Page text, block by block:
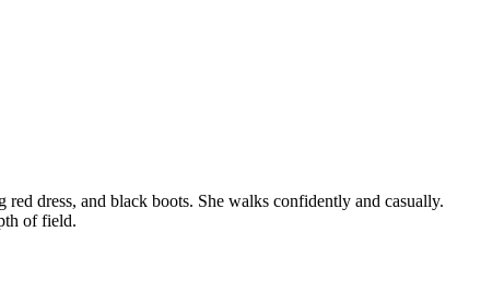
dress, and black boots. She walks confidently and casually.
of field.